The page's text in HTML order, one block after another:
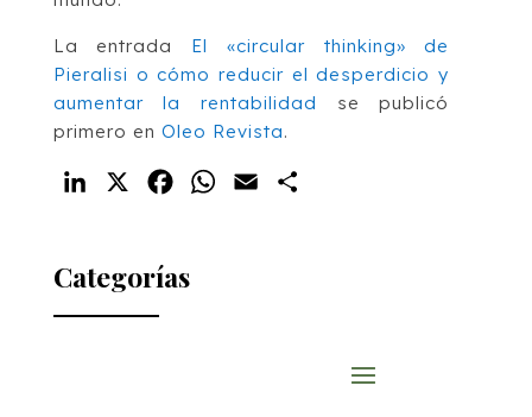
La entrada El «circular thinking» de
Pieralisi o cómo reducir el desperdicio y
aumentar la rentabilidad
se publicó
primero en Oleo Revista.
LinkedIn FacebookWhatsApp
Email
Categorías